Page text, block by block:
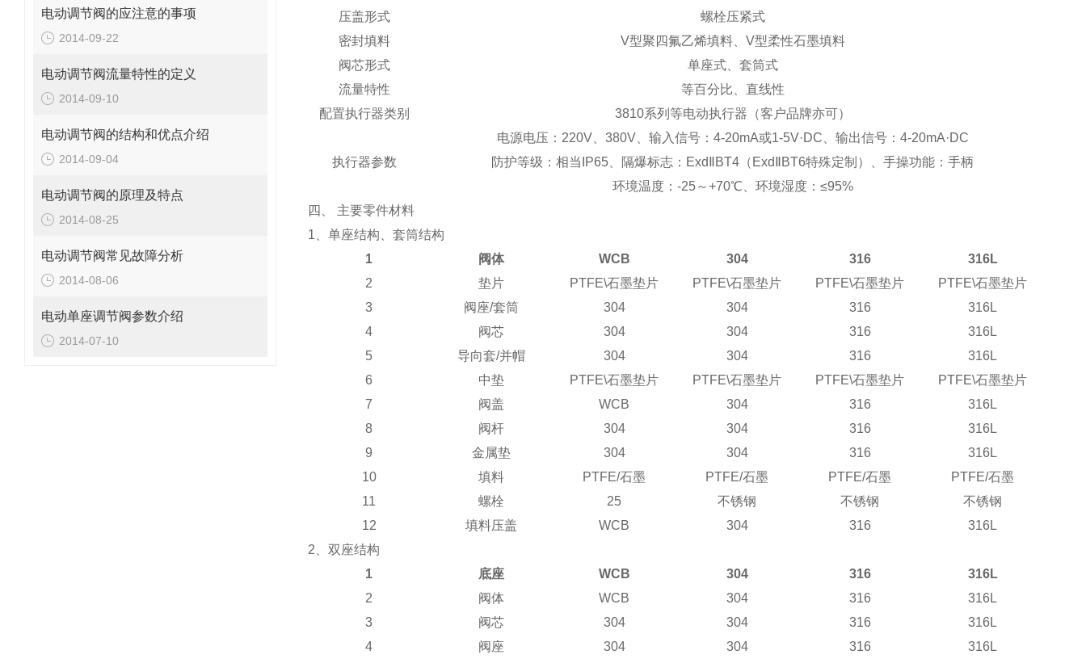
电动调节阀的应注意的事项
2014-09-22
电动调节阀流量特性的定义
2014-09-10
电动调节阀的结构和优点介绍
2014-09-04
电动调节阀的原理及特点
2014-08-25
电动调节阀常见故障分析
2014-08-06
电动单座调节阀参数介绍
2014-07-10
压盖形式
螺栓压紧式
密封填料
V型聚四氟乙烯填料、 V型柔性石墨填料
阀芯形式
单座式、套筒式
流量特性
等百分比、直线性
配置执行器类别
3810系列等电动执行器 （客户品牌亦可）
执行器参数
电源电压： 220V、 380V、输入信号： 4-20mA或1-5V·DC 、输出信号： 4-20mA·DC
防护等级：相当 IP65 、隔爆标志： Exd BT4（Exd BT6特殊定制 ）
、手操功能：手柄
环境温度： -25～+70℃ 、环境湿度： ≤95%
四、
主要零件材料
1 、单座结构、套筒结构
1
阀体 WCB 304 316
316L
2
垫片 PTFE\石墨垫片 PTFE\石墨垫片 PTFE\石墨垫片 PTFE\石墨垫片
3
阀座/套筒 304 304 316
316L
4
阀芯 304 304 316
316L
5
导向套/并帽 304 304 316
316L
6
中垫 PTFE\石墨垫片 PTFE\石墨垫片 PTFE\石墨垫片 PTFE\石墨垫片
7
阀盖 WCB 304 316
316L
8
阀杆 304 304 316
316L
9
金属垫 304 304 316
316L
10
填料 PTFE/石墨 PTFE/石墨 PTFE/石墨 PTFE/石墨
11
螺栓 25 不锈钢 不锈钢
不锈钢
12
填料压盖 WCB 304 316
316L
2 、双座结构
1
底座 WCB 304 316
316L
2
阀体 WCB 304 316
316L
3
阀芯 304 304 316
316L
4
阀座 304 304 316 316L